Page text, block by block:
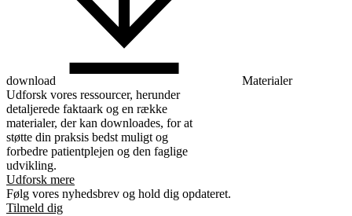
download
Materialer
Udforsk vores ressourcer, herunder
detaljerede faktaark og en række
materialer, der kan downloades, for at
støtte din praksis bedst muligt og
forbedre patientplejen og den faglige
udvikling.
Udforsk mere
Følg vores nyhedsbrev og hold dig opdateret.
Tilmeld dig